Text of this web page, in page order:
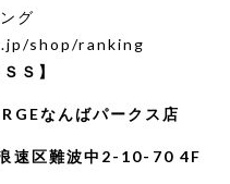
グ
shop/ranking
Ｓ】
なんばパークス店
速区難波中2-10-70 4F